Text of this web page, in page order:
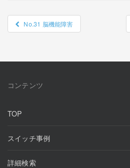
投
稿
ナ
ゲ
ー
シ
ョ
ン
No.31 脳機能障害
コンテンツ
TOP
スイッチ事例
詳細検索